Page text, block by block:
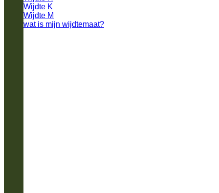
Wijdte K
Wijdte M
wat is mijn wijdtemaat?